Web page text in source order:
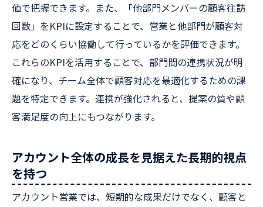
値で把握できます。また、「他部門メンバーの顧客往訪
回数」をKPIに設定することで、営業と他部門が顧客対
応をどのくらい協働して行っているかを評価できます。
これらのKPIを活用することで、部門間の連携状況が明
確になり、チーム全体で顧客対応を最適化するための課
題を特定できます。連携が強化されると、提案の質や顧
客満足度の向上にもつながります。
アカウント全体の成長を見据えた長期的視点
を持つ
アカウント営業では、短期的な成果だけでなく、顧客と